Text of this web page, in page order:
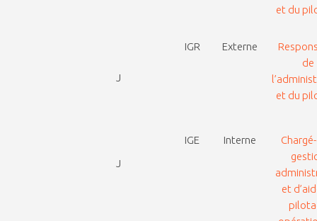
J
et du
IGR Externe
de
et du
J
IGE Interne
et